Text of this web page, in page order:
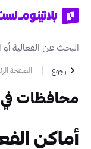
رجوع الصفحة
محافظات في
أماكن